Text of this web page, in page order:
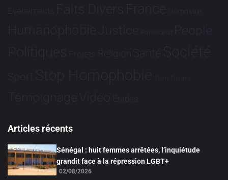
Evénements Faits Divers France Hommage
HumanophobieJustice Partenariat People
Politiques Projets Religion Santé Société
Sport Stop Homophobie Tech Tribune
TémoignageVidéo Études
Articles récents
Sénégal : huit femmes arrêtées, l’inquiétude
grandit face à la répression LGBT+
02/08/2026